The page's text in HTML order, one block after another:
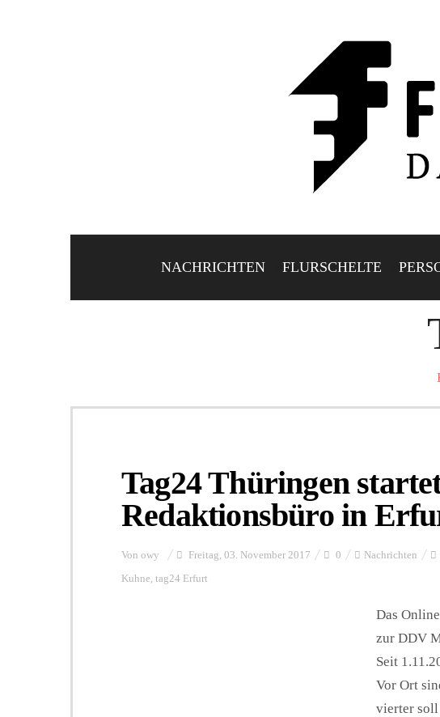
NACHRICHTEN FLURSCHELTE
Tag24 Thüringen
Redaktionsbüro in
Von owy Freitag, 03. November 2017 0 Nachrichten
Kuhne, tag24 Erfurt
Das
zur DDV
Seit
Vor Ort
vierter soll